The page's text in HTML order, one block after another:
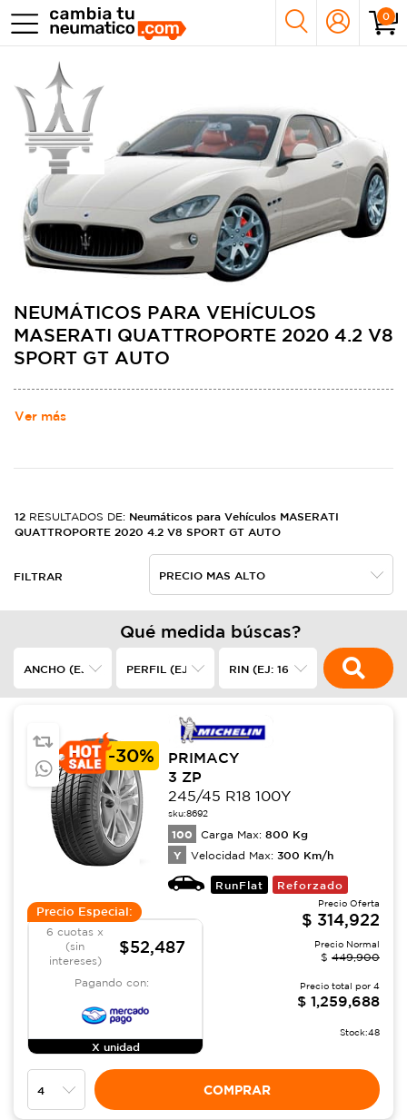
0
NEUMÁTICOS PARA VEHÍCULOS
MASERATI QUATTROPORTE 2020 4.2 V8
SPORT GT AUTO
Ver más
12 RESULTADOS DE: Neumáticos para Vehículos MASERATI
QUATTROPORTE 2020 4.2 V8 SPORT GT AUTO
FILTRAR
Qué medida búscas?
-30%
PRIMACY
3 ZP
245/45 R18 100Y
sku:8692
100 Carga Max: 800 Kg
Y Velocidad Max: 300 Km/h
RunFlat Reforzado
Precio Especial:
6 cuotas x
(sin
intereses)
$52,487
Pagando con:
X unidad
Precio Oferta
$ 314,922
Precio Normal
$ 449,900
Precio total por 4
$ 1,259,688
Stock:48
COMPRAR